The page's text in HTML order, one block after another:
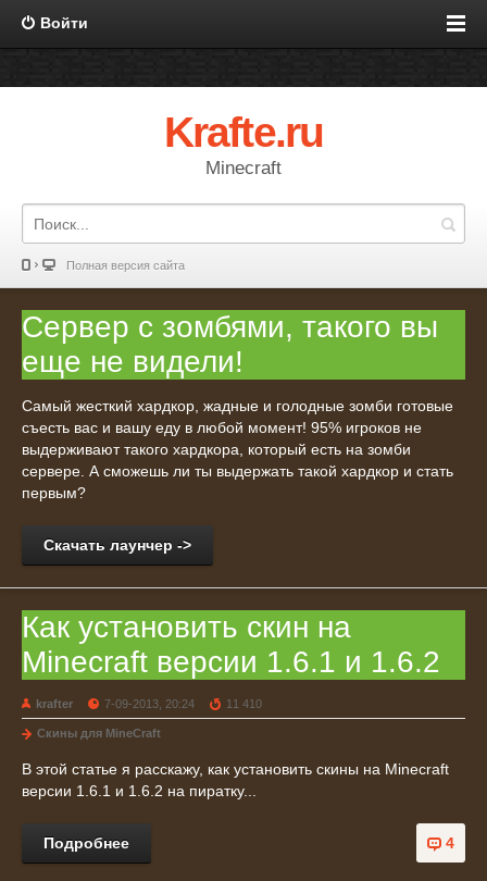
Войти
Krafte.ru
Minecraft
Полная версия сайта
Сервер с зомбями, такого вы
еще не видели!
Самый жесткий хардкор, жадные и голодные зомби готовые
съесть вас и вашу еду в любой момент! 95% игроков не
выдерживают такого хардкора, который есть на зомби
сервере. А сможешь ли ты выдержать такой хардкор и стать
первым?
Скачать лаунчер ->
Как установить скин на
Minecraft версии 1.6.1 и 1.6.2
krafter 7-09-2013, 20:24 11 410
Скины для MineCraft
В этой статье я расскажу, как установить скины на Minecraft
версии 1.6.1 и 1.6.2 на пиратку...
4
Подробнее